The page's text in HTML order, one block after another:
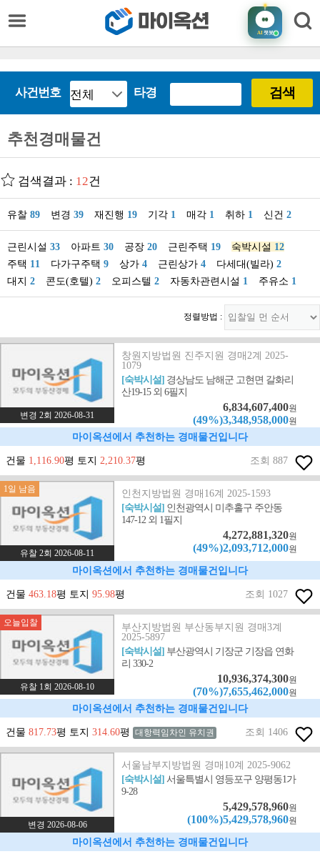
AI챗봇
사건번호 타경 검색
추천경매물건
검색결과 : 12건
유찰 89 변경 39 재진행 19 기각 1 매각 1 취하 1 신건 2
근린시설 33 아파트 30 공장 20 근린주택 19 숙박시설 12
주택 11 다가구주택 9 상가 4 근린상가 4 다세대(빌라) 2
대지 2 콘도(호텔) 2 오피스텔 2 자동차관련시설 1 주유소 1
정렬방법 :
변경 2회 2026-08-31
창원지방법원 진주지원 경매2계 2025-
1079
[숙박시설] 경상남도 남해군 고현면 갈화리
산19-15 외 6필지
6,834,607,400원
(49%)3,348,958,000원
마이옥션에서 추천하는 경매물건입니다
건물 1,116.90평 토지 2,210.37평 조회 887
1일 남음
유찰 2회 2026-08-11
인천지방법원 경매16계 2025-1593
[숙박시설] 인천광역시 미추홀구 주안동
147-12 외 1필지
4,272,881,320원
(49%)2,093,712,000원
마이옥션에서 추천하는 경매물건입니다
건물 463.18평 토지 95.98평 조회 1027
오늘입찰
유찰 1회 2026-08-10
부산지방법원 부산동부지원 경매3계
2025-5897
[숙박시설] 부산광역시 기장군 기장읍 연화
리 330-2
10,936,374,300원
(70%)7,655,462,000원
마이옥션에서 추천하는 경매물건입니다
건물 817.73평 토지 314.60평 대항력임차인 유치권 조회 1406
변경 2026-08-06
서울남부지방법원 경매10계 2025-9062
[숙박시설]서울특별시 영등포구 양평동1가
9-28
5,429,578,960원
(100%)5,429,578,960원
마이옥션에서 추천하는 경매물건입니다